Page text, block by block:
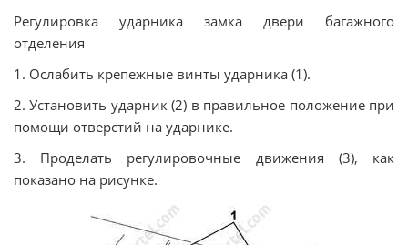
Регулировка ударника замка двери багажного
отделения
1. Ослабить крепежные винты ударника (1).
2. Установить ударник (2) в правильное положение при
помощи отверстий на ударнике.
3. Проделать регулировочные движения (3), как
показано на рисунке.